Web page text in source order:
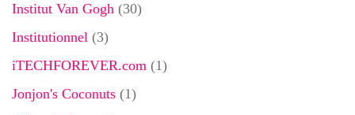
Institut Van Gogh (30)
Institutionnel (3)
iTECHFOREVER.com (1)
Jonjon's Coconuts (1)